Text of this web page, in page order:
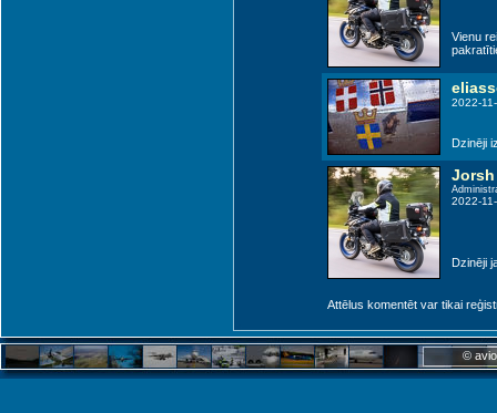
Vienu
2022-
Dzinēji
Jorsh
2022-
Dzinēji
Attēlus komentēt var tikai
©